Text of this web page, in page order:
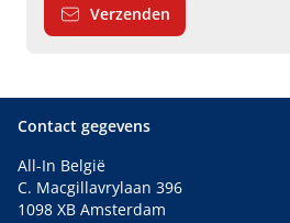
Verzenden
Contact gegevens
All-In België
C. Macgillavrylaan 396
1098 XB Amsterdam